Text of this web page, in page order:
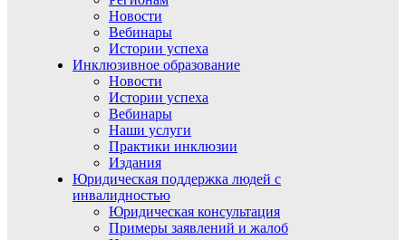
Новости
Вебинары
Истории успеха
Инклюзивное образование
Новости
Истории успеха
Вебинары
Наши услуги
Практики инклюзии
Издания
Юридическая поддержка людей с
инвалидностью
Юридическая консультация
Примеры заявлений и жалоб